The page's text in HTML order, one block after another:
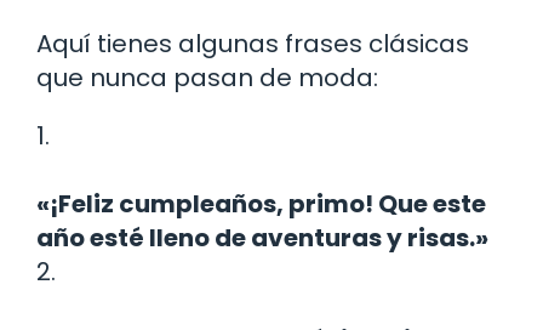
Aquí tienes algunas frases clásicas
que nunca pasan de moda:
1.
«¡Feliz cumpleaños, primo! Que este
año esté lleno de aventuras y risas.»
2.